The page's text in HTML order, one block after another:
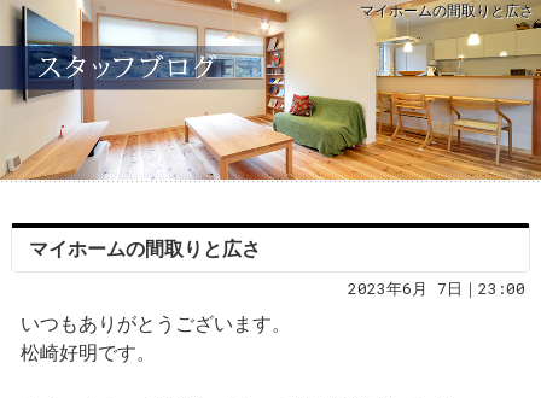
マイホームの間取りと広さ
マイホームの間取りと広さ
2023年6月 7日｜23:00
いつもありがとうございます。
松崎好明です。